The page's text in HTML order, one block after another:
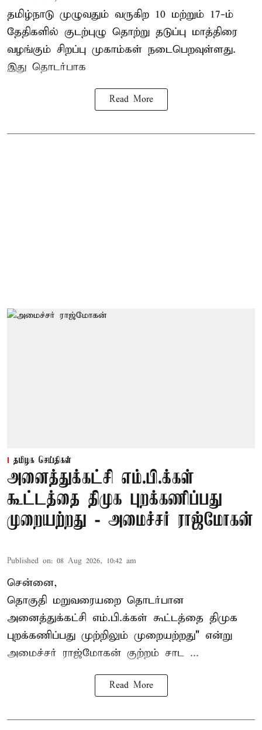
தமிழ்நாடு முழுவதும் வருகிற 10 மற்றும் 17-ம்
தேதிகளில் குடற்புழு தொற்று தடுப்பு மாத்திரை
வழங்கும் சிறப்பு முகாம்கள் நடைபெறவுள்ளது.
இது தொடர்பாக
Read More
தமிழக செய்திகள்
அனைத்துக்கட்சி எம்.பி.க்கள்
கூட்டத்தை திமுக புறக்கணிப்பது
முறையற்றது - அமைச்சர் ராஜ்மோகன்
Published on: 08 Aug 2026, 10:42 am
சென்னை,
தொகுதி மறுவரையறை தொடர்பான
அனைத்துக்கட்சி எம்.பி.க்கள் கூட்டத்தை திமுக
புறக்கணிப்பது முற்றிலும் முறையற்றது" என்று
அமைச்சர் ராஜ்மோகன் குற்றம் சாட ...
Read More